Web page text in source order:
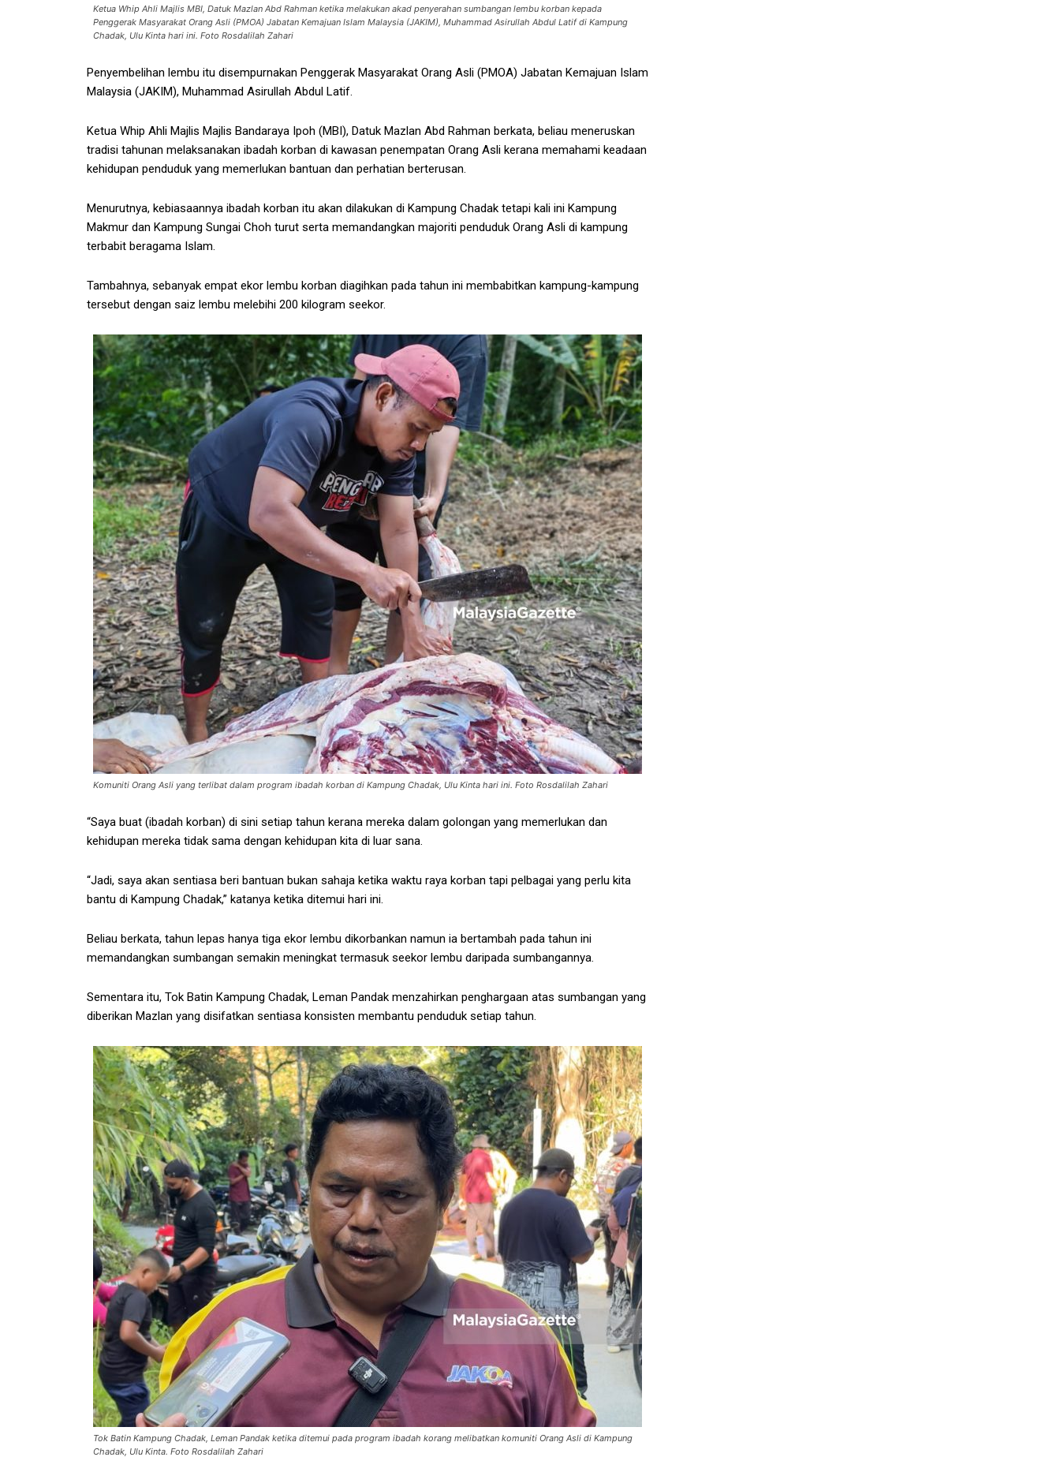
Ketua Whip Ahli Majlis MBI, Datuk Mazlan Abd Rahman ketika melakukan akad penyerahan sumbangan lembu korban kepada
Penggerak Masyarakat Orang Asli (PMOA) Jabatan Kemajuan Islam Malaysia (JAKIM), Muhammad Asirullah Abdul Latif di Kampung
Chadak, Ulu Kinta hari ini. Foto Rosdalilah Zahari
Penyembelihan lembu itu disempurnakan Penggerak Masyarakat Orang Asli (PMOA) Jabatan Kemajuan Islam
Malaysia (JAKIM), Muhammad Asirullah Abdul Latif.
Ketua Whip Ahli Majlis Majlis Bandaraya Ipoh (MBI), Datuk Mazlan Abd Rahman berkata, beliau meneruskan
tradisi tahunan melaksanakan ibadah korban di kawasan penempatan Orang Asli kerana memahami keadaan
kehidupan penduduk yang memerlukan bantuan dan perhatian berterusan.
Menurutnya, kebiasaannya ibadah korban itu akan dilakukan di Kampung Chadak tetapi kali ini Kampung
Makmur dan Kampung Sungai Choh turut serta memandangkan majoriti penduduk Orang Asli di kampung
terbabit beragama Islam.
Tambahnya, sebanyak empat ekor lembu korban diagihkan pada tahun ini membabitkan kampung-kampung
tersebut dengan saiz lembu melebihi 200 kilogram seekor.
Komuniti Orang Asli yang terlibat dalam program ibadah korban di Kampung Chadak, Ulu Kinta hari ini. Foto Rosdalilah Zahari
“Saya buat (ibadah korban) di sini setiap tahun kerana mereka dalam golongan yang memerlukan dan
kehidupan mereka tidak sama dengan kehidupan kita di luar sana.
“Jadi, saya akan sentiasa beri bantuan bukan sahaja ketika waktu raya korban tapi pelbagai yang perlu kita
bantu di Kampung Chadak,” katanya ketika ditemui hari ini.
Beliau berkata, tahun lepas hanya tiga ekor lembu dikorbankan namun ia bertambah pada tahun ini
memandangkan sumbangan semakin meningkat termasuk seekor lembu daripada sumbangannya.
Sementara itu, Tok Batin Kampung Chadak, Leman Pandak menzahirkan penghargaan atas sumbangan yang
diberikan Mazlan yang disifatkan sentiasa konsisten membantu penduduk setiap tahun.
Tok Batin Kampung Chadak, Leman Pandak ketika ditemui pada program ibadah korang melibatkan komuniti Orang Asli di Kampung
Chadak, Ulu Kinta. Foto Rosdalilah Zahari